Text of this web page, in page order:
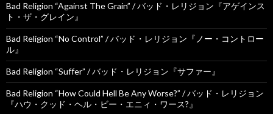
Bad Religion “Against The Grain” / バッド・レリジョン『アゲインス
ト・ザ・グレイン』
Bad Religion “No Control” / バッド・レリジョン『ノー・コントロー
ル』
Bad Religion “Suffer” / バッド・レリジョン『サファー』
Bad Religion “How Could Hell Be Any Worse?” / バッド・レリジョン
『ハウ・クッド・ヘル・ビー・エニィ・ワース?』